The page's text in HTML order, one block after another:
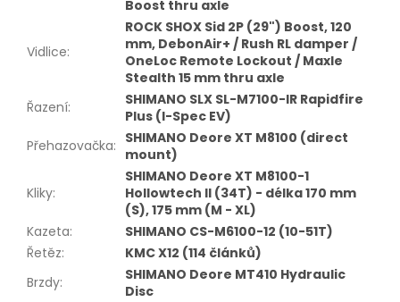
Boost thru axle
Vidlice:
ROCK SHOX Sid 2P (29") Boost, 120
mm, DebonAir+ / Rush RL damper /
OneLoc Remote Lockout / Maxle
Stealth 15 mm thru axle
Řazení:
SHIMANO SLX SL-M7100-IR Rapidfire
Plus (I-Spec EV)
Přehazovačka: SHIMANO Deore XT M8100 (direct
mount)
Kliky:
SHIMANO Deore XT M8100-1
Hollowtech II (34T) - délka 170 mm
(S), 175 mm (M - XL)
Kazeta:
SHIMANO CS-M6100-12 (10-51T)
Řetěz:
KMC X12 (114 článků)
Brzdy:
SHIMANO Deore MT410 Hydraulic
Disc